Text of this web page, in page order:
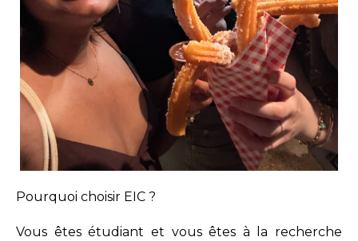
Pourquoi choisir EIC ?
Vous êtes étudiant et vous êtes à la recherche